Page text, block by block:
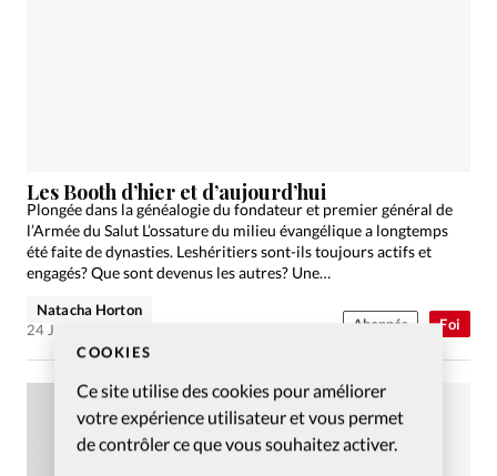
COOKIES
Ce site utilise des cookies pour améliorer
votre expérience utilisateur et vous permet
de contrôler ce que vous souhaitez activer.
Foi
Les Booth d’hier et d’aujourd’hui
Plongée dans la généalogie du fondateur et premier général de
l’Armée du Salut L’ossature du milieu évangélique a longtemps
été faite de dynasties. Leshéritiers sont-ils toujours actifs et
engagés? Que sont devenus les autres? Une…
Natacha Horton
24 Jan 2008
Abonnés